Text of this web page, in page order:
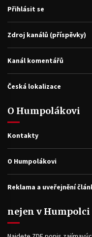
Přihlásit se
Zdroj kanálů (příspěvky)
Kanál komentářů
Česká lokalizace
O Humpolákovi
Kontakty
O Humpolákovi
Reklama a uveřejnění
nejen v Humpolci